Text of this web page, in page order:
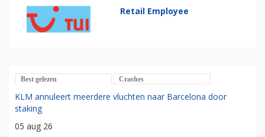
Retail Employee
Best gelezen Crashes
KLM annuleert meerdere vluchten naar Barcelona door
staking
05 aug 26